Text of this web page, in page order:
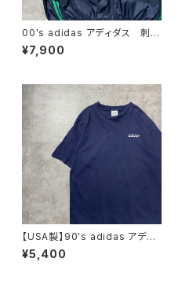
00's adidas アディダス 刺繍
ワンポイント パフォーマンスロ
ゴ ノーカラー ネイビー ナ
¥7,900
【USA製】90's adidas アディ
ダス 刺繍ワンポイント ネイ
ビー ヘビーオンス Tシャツ
¥5,400